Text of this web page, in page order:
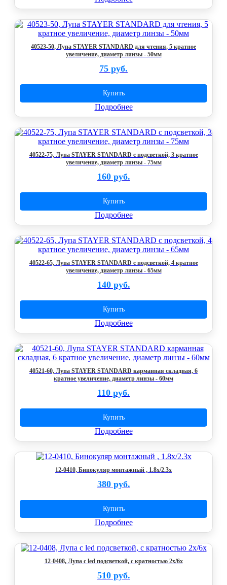
40523-50, Лупа STAYER STANDARD для чтения, 5 кратное
увеличение, диаметр линзы - 50мм
75 руб.
Купить
Подробнее
40522-75, Лупа STAYER STANDARD с подсветкой, 3 кратное
увеличение, диаметр линзы - 75мм
160 руб.
Купить
Подробнее
40522-65, Лупа STAYER STANDARD с подсветкой, 4 кратное
увеличение, диаметр линзы - 65мм
140 руб.
Купить
Подробнее
40521-60, Лупа STAYER STANDARD карманная складная, 6
кратное увеличение, диаметр линзы - 60мм
110 руб.
Купить
Подробнее
12-0410, Бинокуляр монтажный , 1.8x/2.3x
380 руб.
Купить
Подробнее
12-0408, Лупа с led подсветкой, с кратностью 2х/6х
510 руб.